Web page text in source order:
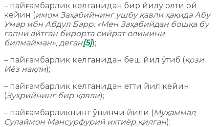
– пайғамбарлик келганидан бир йилу олти ой
кейин (имом Заҳабийнинг ушбу қавли ҳақида Абу
Умар ибн Абдул Барр: «Мен Заҳабийдан бошқа бу
гапни айтган бирорта сийрат олимини
билмайман», деган[5]);
– пайғамбарлик келганидан беш йил ўтиб (қози
Иёз нақли);
– пайғамбарлик келганидан етти йил кейин
(Зуҳрийнинг бир қавли);
– пайғамбарликнинг ўнинчи йили (Муҳаммад
Сулаймон Мансурфурий ихтиёр қилган);